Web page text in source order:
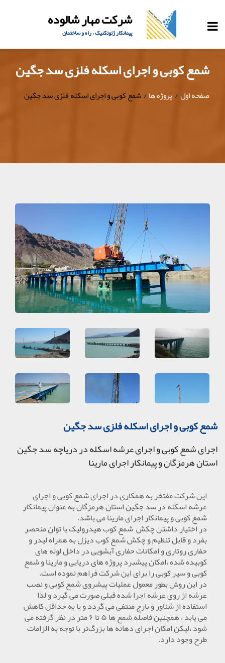
شرکت مهار شالوده
پیمانکار ژئوتکنیک ، راه و ساختمان
شمع کوبی و اجرای اسکله فلزی سد جگین
صفحه اول پروژه ها شمع کوبی و اجرای اسکله فلزی سد جگین
شمع کوبی و اجرای اسکله فلزی سد جگین
اجرای شمع کوبی و اجرای عرشه اسکله در دریاچه سد جگین
استان هرمزگان و پیمانکار اجرای مارینا
این شرکت مفتخر به همکاری در اجرای شمع کوبی و اجرای
عرشه اسکله در سد جگین استان هرمزگان به عنوان پیمانکار
شمع کوبی و پیمانکار اجرای مارینا می باشد.
در اختیار داشتن چکش شمع کوب هیدرولیک با توان منحصر
بفرد و قابل تنظیم و چکش شمع کوب دیزل به همراه لیدر و
حفاری روتاری و امکانات حفاری آبشویی در داخل لوله های
کوبیده شده ،امکان پیشبرد پروژه های دریایی و مارینا و شمع
کوبی و سپر کوبی را برای این شرکت فراهم نموده است.
در این روش بطور معمول عملیات پیشروی شمع کوبی و نصب
عرشه از روی عرشه اجرا شده قبلی صورت می گیرد و لذا
استفاده از شناور و بارج منتفی می گردد و یا به حداقل کاهش
می یابد ، همچنین فاصله شمع ها ۵ تا ۶ متر در نظر گرفته می
شود ،لیکن امکان اجرای دهانه ها بزرگ‌تر با توجه به الزامات
طرح وجود دارد.